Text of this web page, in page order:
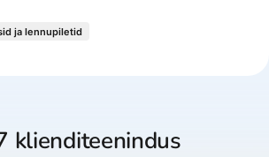
ja lennupiletid
klienditeenindus